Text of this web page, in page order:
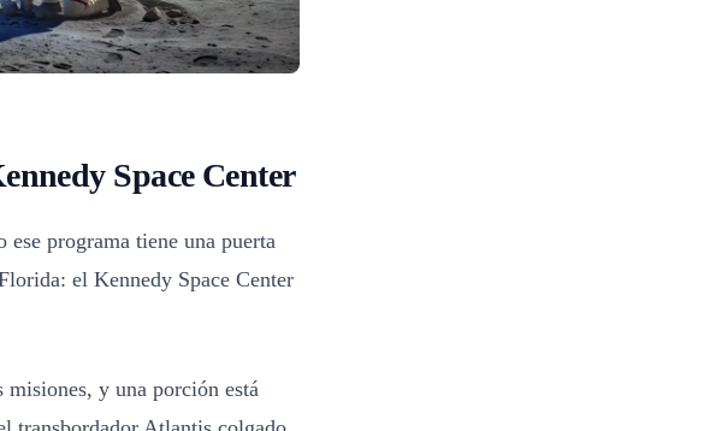
Space Center
programa tiene una puerta
el Kennedy Space Center
misiones, y una porción está